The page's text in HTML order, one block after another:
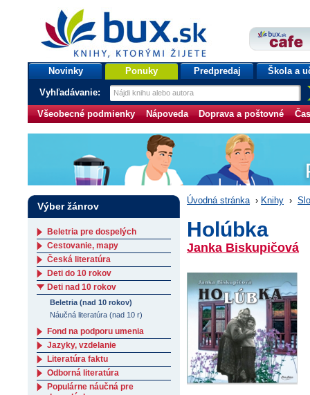
bux.sk
knihy, ktorými žijete
Úvodná stránka
Novinky Ponuky Predpredaj Škola a
Vyhľadávanie:
Všeobecné podmienky Nápoveda Doprava a poštovné
Úvodná stránka › Knihy ›
Holúbka
Janka Biskupičová
Výber žánrov
Beletria pre dospelých
Cestovanie, mapy
Česká literatúra
Deti do 10 rokov
Deti nad 10 rokov
Beletria (nad 10 rokov)
Náučná literatúra (nad 10 r)
Fond na podporu umenia
Jazyky, vzdelanie
Literatúra faktu
Odborná literatúra
Populárne náučná pre